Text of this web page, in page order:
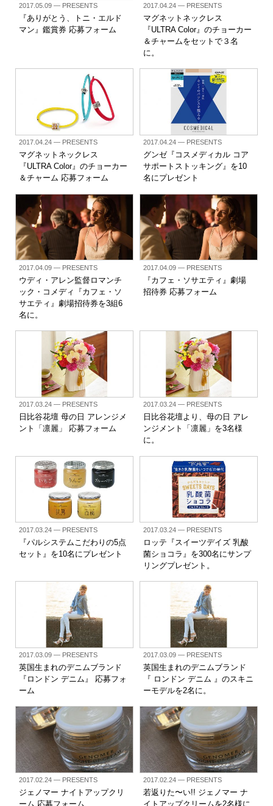
2017.05.09— PRESENTS
『ありがとう、トニ・エルド
マン』鑑賞券 応募フォーム
2017.04.24— PRESENTS
マグネットネックレス
『ULTRA Color』のチョーカー
＆チャームをセットで３名
に。
2017.04.24— PRESENTS
マグネットネックレス
『ULTRA Color』のチョーカー
＆チャーム 応募フォーム
2017.04.24— PRESENTS
グンゼ『コスメディカル コア
サポートストッキング』を10
名にプレゼント
2017.04.09— PRESENTS
ウディ・アレン監督ロマンチ
ック・コメディ『カフェ・ソ
サエティ』劇場招待券を3組6
名に。
2017.04.09— PRESENTS
『カフェ・ソサエティ』劇場
招待券 応募フォーム
2017.03.24— PRESENTS
日比谷花壇 母の日 アレンジメ
ント「凛麗」 応募フォーム
2017.03.24— PRESENTS
日比谷花壇より、母の日 アレ
ンジメント「凛麗」を3名様
に。
2017.03.24— PRESENTS
『パルシステムこだわりの5点
セット』を10名にプレゼント
2017.03.24— PRESENTS
ロッテ『スイーツデイズ 乳酸
菌ショコラ』を300名にサンプ
リングプレゼント。
2017.03.09— PRESENTS
英国生まれのデニムブランド
『ロンドン デニム』 応募フォ
ーム
2017.03.09— PRESENTS
英国生まれのデニムブランド
『 ロンドン デニム 』のスキニ
ーモデルを2名に。
2017.02.24— PRESENTS
ジェノマー ナイトアップクリ
ーム 応募フォーム
2017.02.24— PRESENTS
若返りた〜い!! ジェノマー ナ
イトアップクリームを2名様に